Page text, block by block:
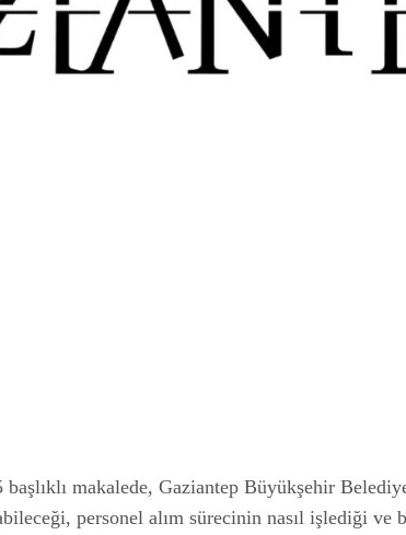
makalede, Gaziantep Büyükşehir
personel alım sürecinin nasıl işlediği ve